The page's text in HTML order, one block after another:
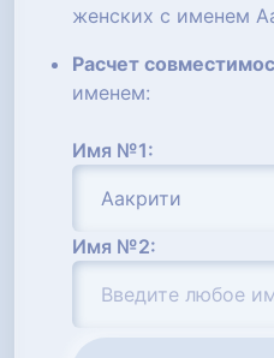
женских с именем
Расчет
именем:
Имя №1:
Имя №2: